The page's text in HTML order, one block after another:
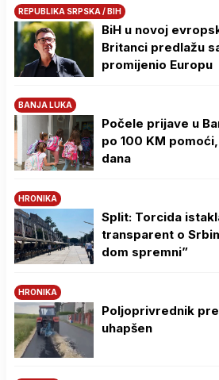
REPUBLIKA SRPSKA / BIH
BiH u novoj
Britanci predlažu
promijenio Europu
BANJA LUKA
Počele prijave u
po 100 KM
dana
HRONIKA
Split: Torcida
transparent o
dom spremni”
HRONIKA
Poljoprivrednik
uhapšen